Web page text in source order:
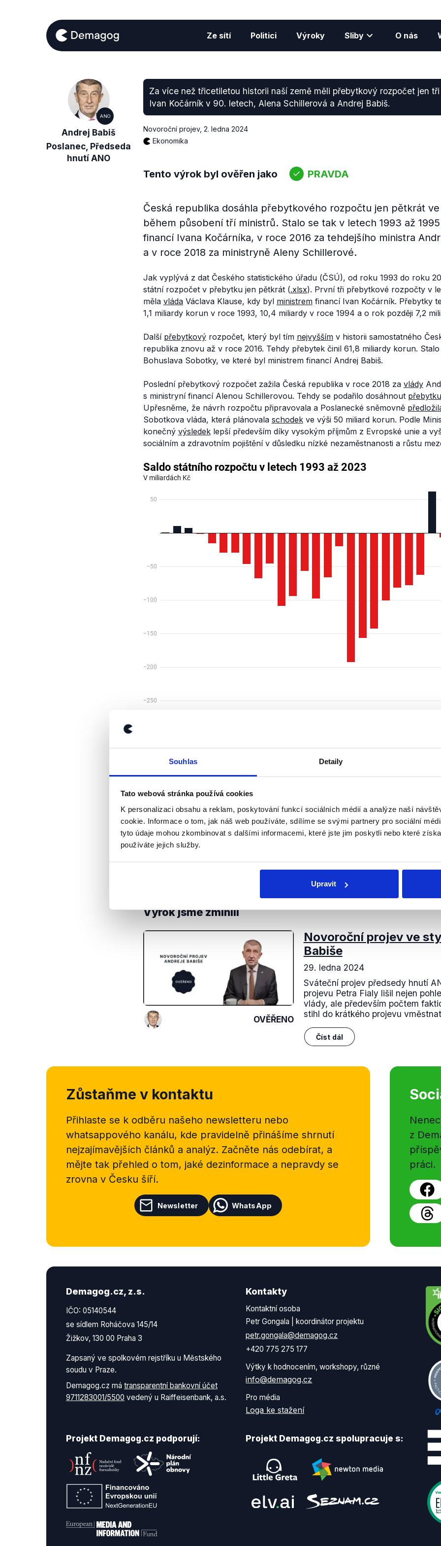
Souhlas Detaily
Tato webová stránka používá cookies
K personalizaci obsahu a reklam, poskytování funkcí sociálních médií a analýze naší
cookie. Informace o tom, jak náš web používáte, sdílíme se svými partnery pro sociální
tyto údaje mohou zkombinovat s dalšími informacemi, které jste jim poskytli nebo které
používáte jejich služby.
Upravit
Ze sítí Politici Výroky Sliby O nás
ANO
Andrej Babiš
Poslanec, Předseda
hnutí ANO
Za více než třicetiletou historii naší země měli přebytkový rozpočet jen
Ivan Kočárník v 90. letech, Alena Schillerová a Andrej Babiš.
Novoroční projev, 2. ledna 2024
Ekonomika
Tento výrok byl ověřen jako PRAVDA
Česká republika dosáhla přebytkového rozpočtu jen pětkrát
během působení tří ministrů. Stalo se tak v letech 1993 až
financí Ivana Kočárníka, v roce 2016 za tehdejšího ministra
a v roce 2018 za ministryně Aleny Schillerové.
Jak vyplývá z dat Českého statistického úřadu (ČSÚ), od roku 1993 do roku
státní rozpočet v přebytku jen pětkrát (.xlsx). První tři přebytkové rozpočty v
měla vládaVáclava Klause, kdy byl ministremfinancí Ivan Kočárník. Přebytky
1,1 miliardy korun v roce 1993, 10,4 miliardy v roce 1994 a o rok později 7,2
Další přebytkovýrozpočet, který byl tím nejvyššímv historii samostatného
republika znovu až v roce 2016. Tehdy přebytek činil 61,8 miliardy korun.
Bohuslava Sobotky, ve které byl ministrem financí Andrej Babiš.
Poslední přebytkový rozpočet zažila Česká republika v roce 2018 za vlády
s ministryní financí Alenou Schillerovou. Tehdy se podařilo dosáhnout přebytku
Upřesněme, že návrh rozpočtu připravovala a Poslanecké sněmovně
Sobotkova vláda, která plánovala schodekve výši 50 miliard korun. Podle
konečný výsledeklepší především díky vysokým příjmům z Evropské unie a
sociálním a zdravotním pojištění v důsledku nízké nezaměstnanosti a růstu
Shrňme tedy, že v České republice dosáhli přebytkového rozpočtu opravdu
Těmi byli Ivan Kočárník v 90. letech a později Andrej Babiš a Alena
Výrok jsme zmínili
OVĚŘENO
Novoroční projev ve
Babiše
29. ledna 2024
Sváteční projev předsedy hnutí
projevu Petra Fialy lišil nejen
vlády, ale především počtem
stihl do krátkého projevu
Číst dál
Zůstaňme v kontaktu
Přihlaste se k odběru našeho newsletteru nebo
whatsappového kanálu, kde pravidelně přinášíme shrnutí
nejzajímavějších článků a analýz. Začněte nás odebírat, a
mějte tak přehled o tom, jaké dezinformace a nepravdy se
zrovna v Česku šíří.
Newsletter WhatsApp
z
práci.
Demagog.cz, z.s.
IČO: 05140544
se sídlem Roháčova 145/14
Žižkov, 130 00 Praha 3
Zapsaný ve spolkovém rejstříku u Městského
soudu v Praze.
Demagog.cz má transparentní bankovní účet
9711283001/5500 vedený u Raiffeisenbank, a.s.
Kontakty
Kontaktní osoba
Petr Gongala | koordinátor projektu
petr.gongala@demagog.cz
+420 775 275 177
Výtky k hodnocením, workshopy, různé
info@demagog.cz
Pro média
Loga ke stažení
Projekt Demagog.cz podporují: Projekt Demagog.cz spolupracuje s: